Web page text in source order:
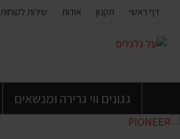
העמוד
דף ראשי תקנון אודות שירות לקוחות
גגונים ווי גרירה ומנשאים